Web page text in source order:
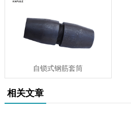
自锁式钢筋套筒
相关文章